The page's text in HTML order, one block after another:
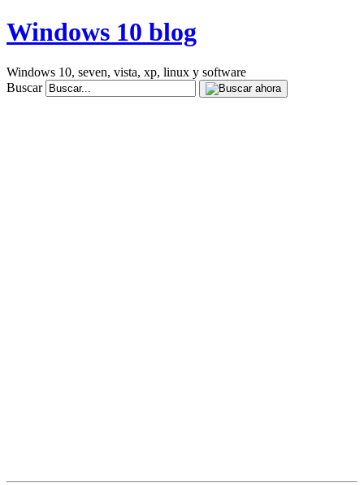
Windows 10 blog
Windows 10, seven, vista, xp, linux y software
Buscar